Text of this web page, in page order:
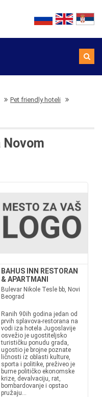
Pet friendly hoteli
BAHUS INN RESTORAN
& APARTMANI
Bulevar Nikole Tesle bb, Novi
Beograd
Ranih 90ih godina jedan od
prvih splavova-restorana na
vodi iza hotela Jugoslavije
osvežio je ugostiteljsko
turističku ponudu grada,
ugostio je brojne poznate
ličnosti iz oblasti kulture,
sporta i politike, preživeo je
burne političko ekonomske
krize, devalvaciju, rat,
bombardovanje i opstao
pružaju...